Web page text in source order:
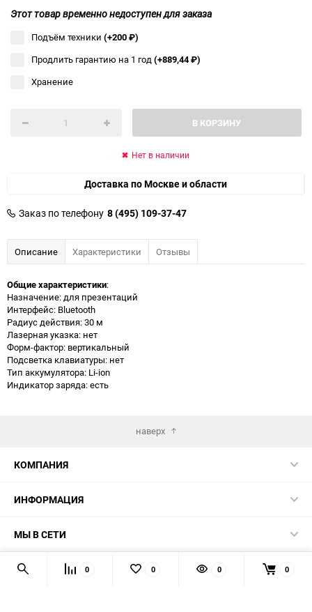
Этот товар временно недоступен для заказа
Подъём техники (+200₽)
Продлить гарантию на 1 год(+889,44₽)
Хранение
В КОРЗИНУ
Нет в наличии
Доставка по Москве и области
Заказ по телефону 8 (495) 109-37-47
Описание Характеристики Отзывы
Общие характеристики:
Назначение: для презентаций
Интерфейс: Bluetooth
Радиус действия: 30 м
Лазерная указка: нет
Форм-фактор: вертикальный
Подсветка клавиатуры: нет
Тип аккумулятора: Li-ion
Индикатор заряда: есть
наверх
КОМПАНИЯ
ИНФОРМАЦИЯ
МЫ В СЕТИ
КОНТАКТЫ 0 0 0 0